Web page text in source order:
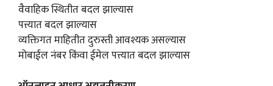
वैवाहिक स्थितीत बदल झाल्यास
पत्त्यात बदल झाल्यास
व्यक्तिगत माहितीत दुरुस्ती आवश्यक असल्यास
मोबाईल नंबर किंवा ईमेल पत्त्यात बदल झाल्यास